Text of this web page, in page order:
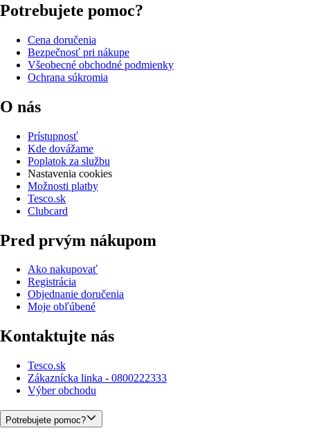
Potrebujete pomoc?
Cena doručenia
Bezpečnosť pri nákupe
Všeobecné obchodné podmienky
Ochrana súkromia
O nás
Prístupnosť
Kde dovážame
Poplatok za službu
Nastavenia cookies
Možnosti platby
Tesco.sk
Clubcard
Pred prvým nákupom
Ako nakupovať
Registrácia
Objednanie doručenia
Moje obľúbené
Kontaktujte nás
Tesco.sk
Zákaznícka linka - 0800222333
Výber obchodu
Potrebujete pomoc?